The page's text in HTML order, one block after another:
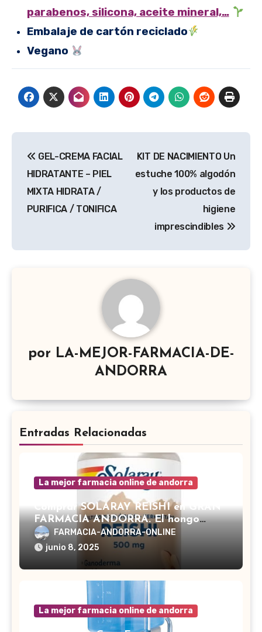
parabenos, silicona, aceite mineral,…
Embalaje de cartón reciclado
Vegano
de
entradas
GEL-CREMA FACIAL
HIDRATANTE – PIEL
MIXTA HIDRATA /
PURIFICA / TONIFICA
KIT DE NACIMIENTO Un
estuche 100% algodón
y los productos de
higiene
imprescindibles
por LA-MEJOR-FARMACIA-DE-
ANDORRA
Entradas Relacionadas
La mejor farmacia online de andorra
Comprar SOLARAY REISHI en GRAN
FARMACIA ANDORRA. El hongo
Reishi, cuyo nombre científico es
Ganoderma lucidum, es un hongo
medicinal utilizado desde hace siglos
en la medicina tradicional asiática
FARMACIA-ANDORRA-ONLINE
junio 8, 2025
La mejor farmacia online de andorra